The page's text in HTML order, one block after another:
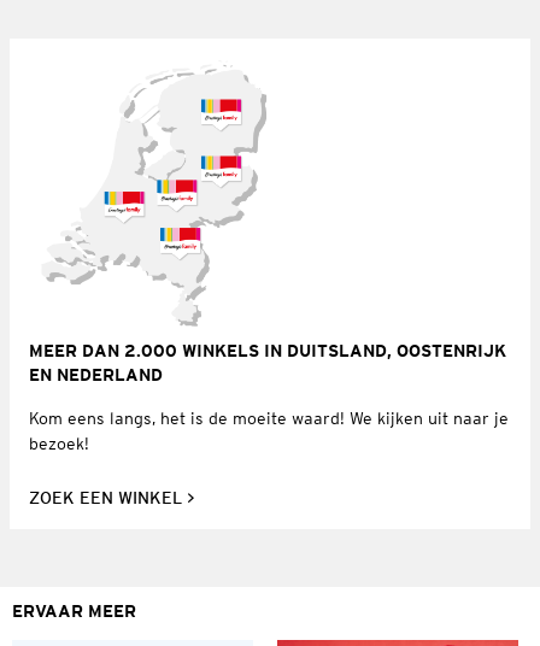
MEER DAN 2.000 WINKELS IN DUITSLAND, OOSTENRIJK
EN NEDERLAND
Kom eens langs, het is de moeite waard! We kijken uit naar je
bezoek!
ZOEK EEN WINKEL
ERVAAR MEER